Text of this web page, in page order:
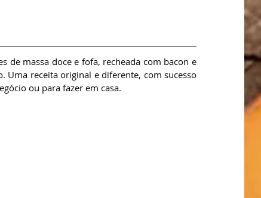
de massa doce e fofa, recheada com bacon e
Uma receita original e diferente, com sucesso
ou para fazer em casa.